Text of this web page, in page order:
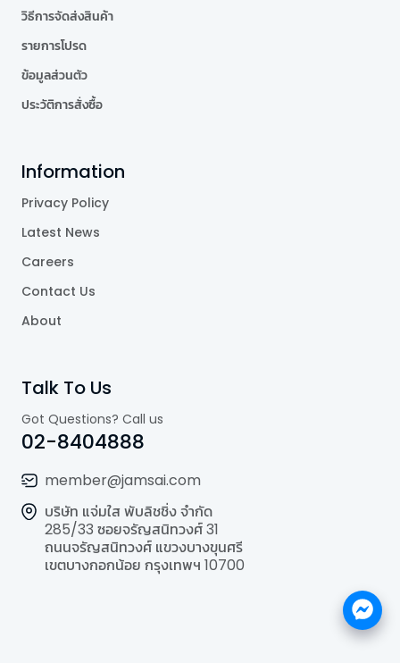
วิธีการจัดส่งสินค้า
รายการโปรด
ข้อมูลส่วนตัว
ประวัติการสั่งซื้อ
Information
Privacy Policy
Latest News
Careers
Contact Us
About
Talk To Us
Got Questions? Call us
02-8404888
member@jamsai.com
บริษัท แจ่มใส พับลิชชิ่ง จำกัด
285/33 ซอยจรัญสนิทวงศ์ 31
ถนนจรัญสนิทวงศ์ แขวงบางขุนศรี
เขตบางกอกน้อย กรุงเทพฯ 10700